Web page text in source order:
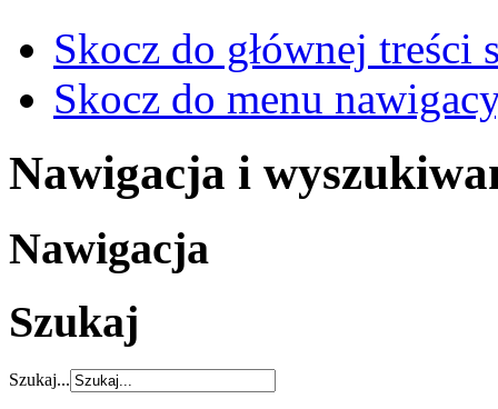
Skocz do głównej treści
Skocz do menu
Nawigacja i
Nawigacja
Szukaj
Szukaj...